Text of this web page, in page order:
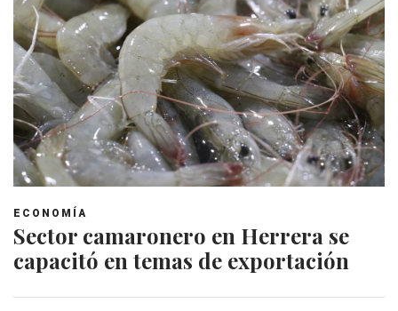
ECONOMÍA
Sector camaronero en Herrera se
capacitó en temas de exportación